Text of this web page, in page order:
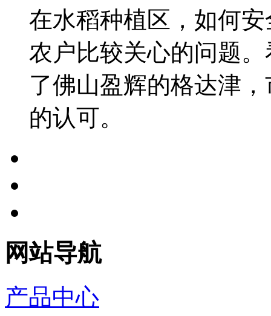
在水稻种植区，如何
农户比较关心的问题
了佛山盈辉的格达津
的认可。
网站导航
产品中心